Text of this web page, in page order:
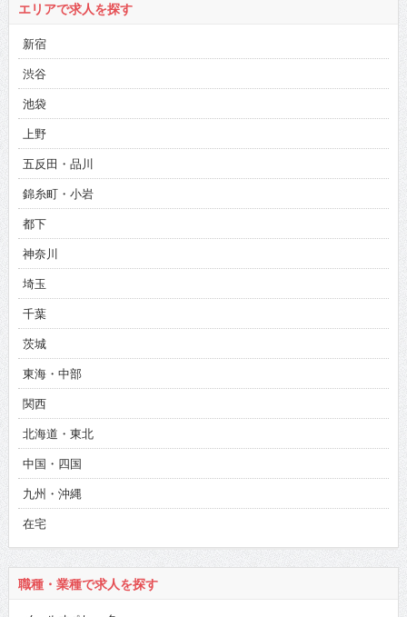
エリアで求人を探す
新宿
渋谷
池袋
上野
五反田・品川
錦糸町・小岩
都下
神奈川
埼玉
千葉
茨城
東海・中部
関西
北海道・東北
中国・四国
九州・沖縄
在宅
職種・業種で求人を探す